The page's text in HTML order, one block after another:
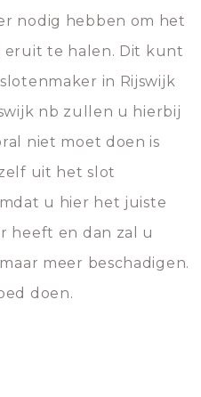
nodig hebben om het
te halen. Dit kunt
in Rijswijk
nb zullen u hierbij
niet moet doen is
uit het slot
u hier het juiste
heeft en dan zal u
meer beschadigen.
doen.